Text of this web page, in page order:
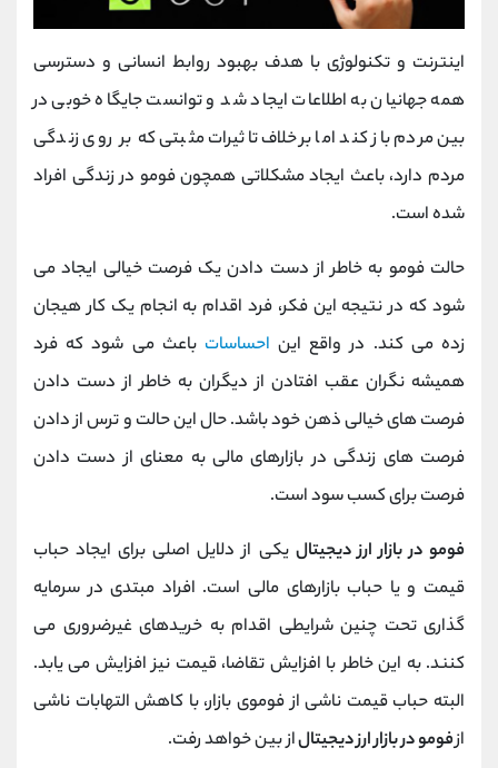
اینترنت و تکنولوژی با هدف بهبود روابط انسانی و دسترسی
همه جهانیان به اطلاعات ایجاد شد و توانست جایگاه خوبی در
بین مردم باز کند اما برخلاف تاثیرات مثبتی که بر روی زندگی
مردم دارد، باعث ایجاد مشکلاتی همچون فومو در زندگی افراد
شده است.
حالت فومو به خاطر از دست دادن یک فرصت خیالی ایجاد می
شود که در نتیجه این فکر، فرد اقدام به انجام یک کار هیجان
زده می کند. در واقع این احساسات باعث می شود که فرد
همیشه نگران عقب افتادن از دیگران به خاطر از دست دادن
فرصت های خیالی ذهن خود باشد. حال این حالت و ترس از دادن
فرصت های زندگی در بازارهای مالی به معنای از دست دادن
فرصت برای کسب سود است.
فومو در بازار ارز دیجیتال یکی از دلایل اصلی برای ایجاد حباب
قیمت و یا حباب بازارهای مالی است. افراد مبتدی در سرمایه
گذاری تحت چنین شرایطی اقدام به خریدهای غیرضروری می
کنند. به این خاطر با افزایش تقاضا، قیمت نیز افزایش می یابد.
البته حباب قیمت ناشی از فوموی بازار، با کاهش التهابات ناشی
ازفومو در بازار ارز دیجیتالاز بین خواهد رفت.